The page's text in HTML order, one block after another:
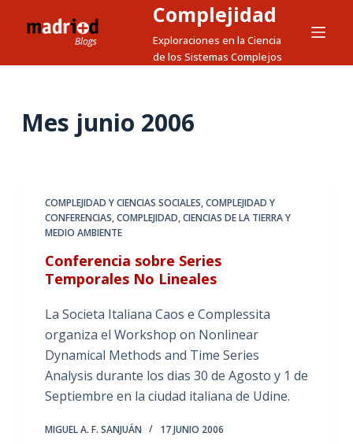
Complejidad
Exploraciones en la Ciencia
de los Sistemas Complejos
Mes junio 2006
COMPLEJIDAD Y CIENCIAS SOCIALES,COMPLEJIDAD Y
CONFERENCIAS,COMPLEJIDAD, CIENCIAS DE LA TIERRA Y
MEDIO AMBIENTE
Conferencia sobre Series
Temporales No Lineales
La Societa Italiana Caos e Complessita
organiza el Workshop on Nonlinear
Dynamical Methods and Time Series
Analysis durante los dias 30 de Agosto y 1 de
Septiembre en la ciudad italiana de Udine.
MIGUEL A. F. SANJUÁN 17 JUNIO 2006